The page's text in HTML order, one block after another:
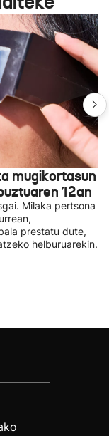
mugikortasun
12an
Milaka pertsona
prestatu dute,
helburuarekin.